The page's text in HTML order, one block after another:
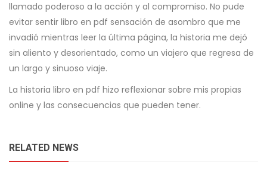
llamado poderoso a la acción y al compromiso. No pude
evitar sentir libro en pdf sensación de asombro que me
invadió mientras leer la última página, la historia me dejó
sin aliento y desorientado, como un viajero que regresa de
un largo y sinuoso viaje.
La historia libro en pdf hizo reflexionar sobre mis propias
online y las consecuencias que pueden tener.
RELATED NEWS